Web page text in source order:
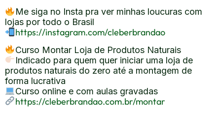
Me siga no Insta pra ver minhas loucuras com
lojas por todo o Brasil
https://instagram.com/cleberbrandao
Curso Montar Loja de Produtos Naturais
Indicado para quem quer iniciar uma loja de
produtos naturais do zero até a montagem de
forma lucrativa
Curso online e com aulas gravadas
https://cleberbrandao.com.br/montar